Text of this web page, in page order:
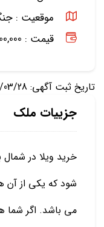
موقعیت :
قیمت : 7,500,000,000 تومان /
تاریخ ثبت آگهی: 1405/03/28
جزییات ملک
خرید ویلا در
شود که یکی از آن
می باشد. اگر شما